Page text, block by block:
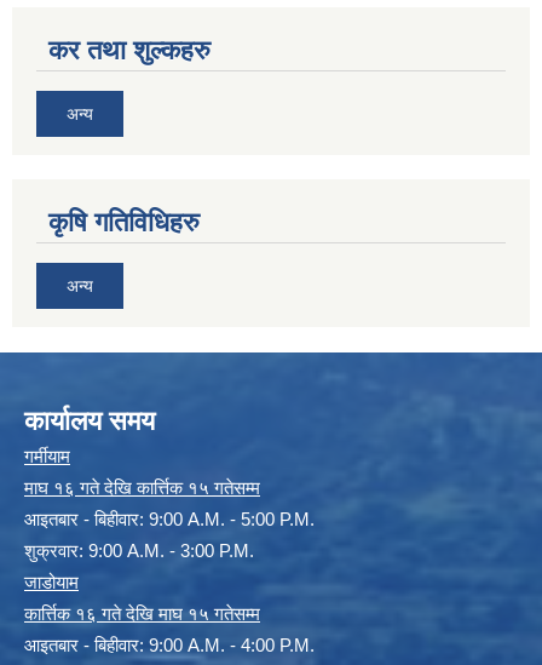
कर तथा शुल्कहरु
अन्य
कृषि गतिविधिहरु
अन्य
कार्यालय समय
गर्मीयाम
माघ १६ गते देखि कार्त्तिक १५ गतेसम्म
आइतबार - बिहीवार: 9:00 A.M. - 5:00 P.M.
शुक्रवार: 9:00 A.M. - 3:00 P.M.
जाडोयाम
कार्त्तिक १६ गते देखि माघ १५ गतेसम्म
आइतबार - बिहीवार: 9:00 A.M. - 4:00 P.M.